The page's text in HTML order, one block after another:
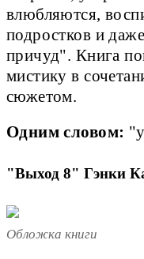
влюбляются,
подростков и
причуд". Книга
мистику в
сюжетом.
Одним словом:
"Выход 8" Гэнки
Обложка книги